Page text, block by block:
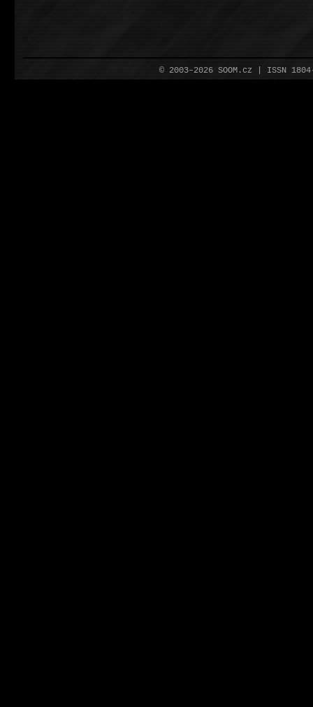
© 2003–2026 SOOM.cz | ISSN